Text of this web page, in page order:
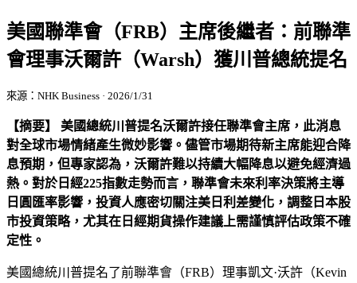
美國聯準會（FRB）主席後繼者：前聯準
會理事沃爾許（Warsh）獲川普總統提名
來源：NHK Business · 2026/1/31
【摘要】 美國總統川普提名沃爾許接任聯準會主席，此消息
對全球市場情緒產生微妙影響。儘管市場期待新主席能迎合降
息預期，但專家認為，沃爾許難以持續大幅降息以避免經濟過
熱。對於日經225指數走勢而言，聯準會未來利率決策將主導
日圓匯率影響，投資人應密切關注美日利差變化，調整日本股
市投資策略，尤其在日經期貨操作建議上需謹慎評估政策不確
定性。
美國總統川普提名了前聯準會（FRB）理事凱文·沃許（Kevin